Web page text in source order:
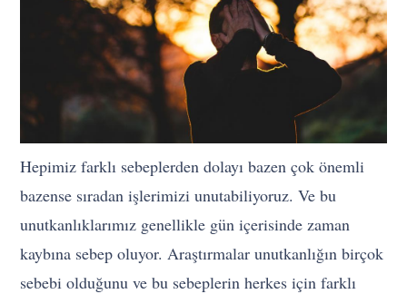
Hepimiz farklı sebeplerden dolayı bazen çok önemli
bazense sıradan işlerimizi unutabiliyoruz. Ve bu
unutkanlıklarımız genellikle gün içerisinde zaman
kaybına sebep oluyor. Araştırmalar unutkanlığın birçok
sebebi olduğunu ve bu sebeplerin herkes için farklı